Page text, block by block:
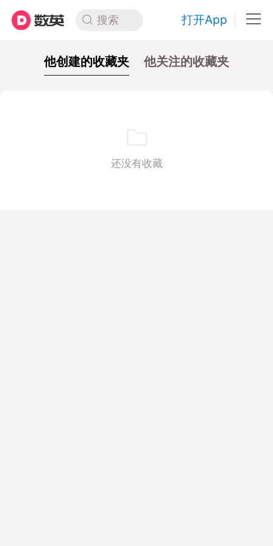
搜索 打开App
他创建的收藏夹 他关注的收藏夹
还没有收藏